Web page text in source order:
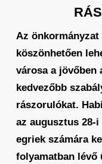
Az
köszönhetően
városa a jövőben
kedvezőbb
rászorulókat.
az augusztus 28-
egriek számára
folyamatban lévő